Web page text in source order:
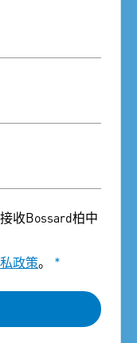
收Bossard柏中
政策。 *